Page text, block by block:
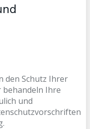
den Schutz Ihrer
behandeln Ihre
und